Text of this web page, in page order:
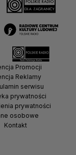
Promocji
Reklamy
serwisu
prywatności
prywatności
osobowe
Kontakt